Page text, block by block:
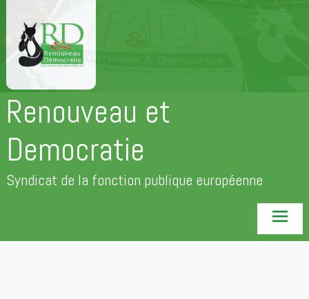
contenu
principal
Renouveau et
Democratie
Syndicat de la fonction publique européenne